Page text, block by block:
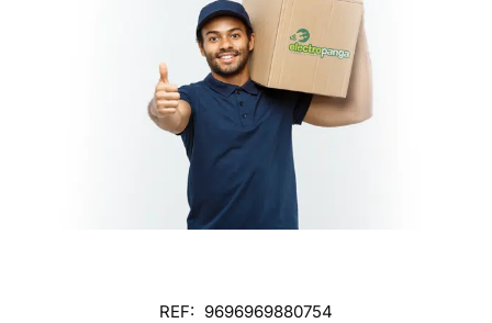
REF: 9696969880754